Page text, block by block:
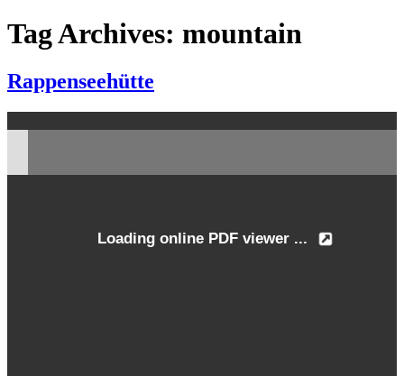
Tag Archives: mountain
Rappenseehütte